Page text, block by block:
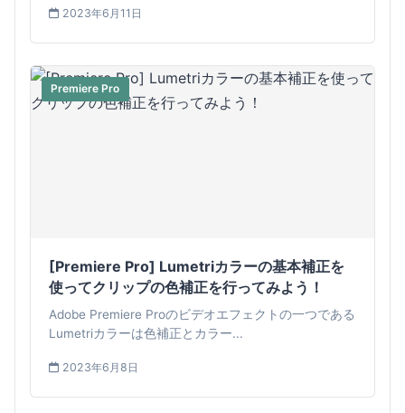
2023年6月11日
Premiere Pro
[Premiere Pro] Lumetriカラーの基本補正を
使ってクリップの色補正を行ってみよう！
Adobe Premiere Proのビデオエフェクトの一つである
Lumetriカラーは色補正とカラー...
2023年6月8日